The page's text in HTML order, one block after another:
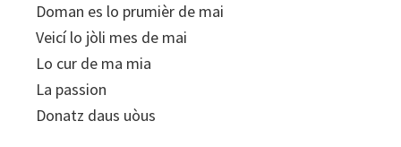
Doman es lo prumièr de mai
Veicí lo jòli mes de mai
Lo cur de ma mia
La passion
Donatz daus uòus